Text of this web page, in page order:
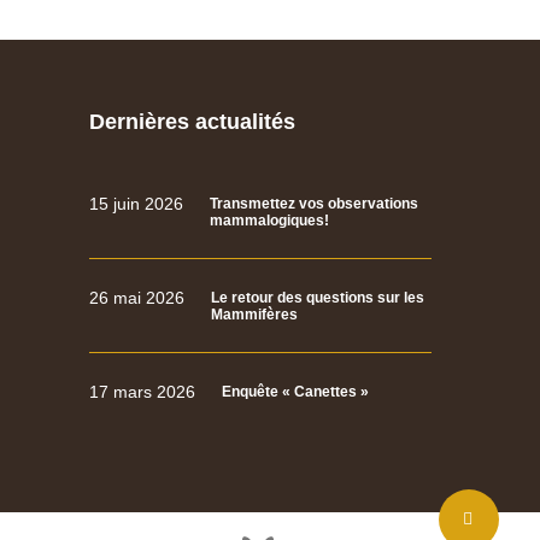
Dernières actualités
15 juin 2026
Transmettez vos observations
mammalogiques!
26 mai 2026
Le retour des questions sur les
Mammifères
17 mars 2026 Enquête « Canettes »